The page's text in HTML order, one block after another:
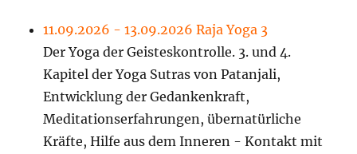
11.09.2026 - 13.09.2026 Raja Yoga 3
Der Yoga der Geisteskontrolle. 3. und 4.
Kapitel der Yoga Sutras von Patanjali,
Entwicklung der Gedankenkraft,
Meditationserfahrungen, übernatürliche
Kräfte, Hilfe aus dem Inneren - Kontakt mit